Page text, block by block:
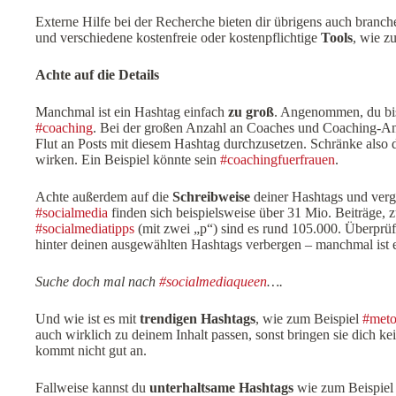
Externe Hilfe bei der Recherche bieten dir übrigens auch
und verschiedene kostenfreie oder kostenpflichtige Tools, wie
Achte auf die Details
Manchmal ist ein Hashtag einfach zu groß. Angenommen, du
#coaching. Bei der großen Anzahl an Coaches und Coaching-
Flut an Posts mit diesem Hashtag durchzusetzen. Schränke
wirken. Ein Beispiel könnte sein #coachingfuerfrauen.
Achte außerdem auf die Schreibweise deiner Hashtags und
#socialmedia finden sich beispielsweise über 31 Mio. Beiträge,
#socialmediatipps (mit zwei „p“) sind es rund 105.000.
hinter deinen ausgewählten Hashtags verbergen – manchmal
Suche doch mal nach #socialmediaqueen….
Und wie ist es mit trendigen Hashtags, wie zum Beispiel
auch wirklich zu deinem Inhalt passen, sonst bringen sie dich
kommt nicht gut an.
Fallweise kannst du unterhaltsame Hashtags wie zum Beispiel